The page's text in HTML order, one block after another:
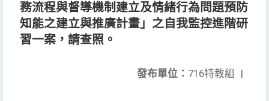
務流程與督導機制建立及情緒行為問題預防
知能之建立與推廣計畫」之自我監控進階研
習一案，請查照。
發布單位： 716特教組 |